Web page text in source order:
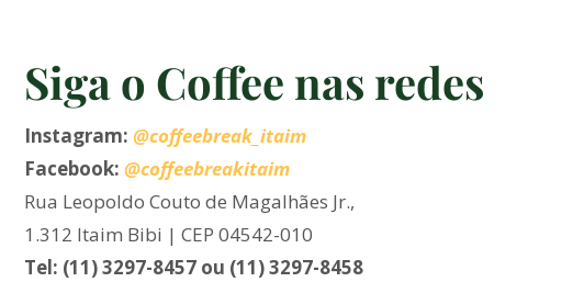
Siga o Coffee nas redes
Instagram: @coffeebreak_itaim
Facebook: @coffeebreakitaim
Rua Leopoldo Couto de Magalhães Jr.,
1.312 Itaim Bibi | CEP 04542-010
Tel: (11) 3297-8457 ou (11) 3297-8458